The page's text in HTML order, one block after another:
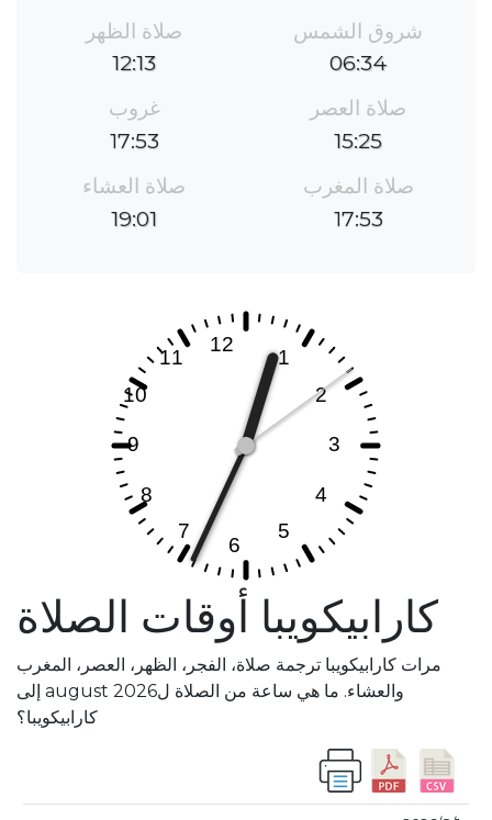
شروق الشمس
06:34
صلاة الظهر
12:13
صلاة العصر
15:25
غروب
17:53
صلاة المغرب
17:53
صلاة العشاء
19:01
كارابيكويبا أوقات الصلاة
مرات كارابيكويبا ترجمة صلاة، الفجر، الظهر، العصر، المغرب
والعشاء. ما هي ساعة من الصلاة لaugust 2026 إلى
كارابيكويبا؟